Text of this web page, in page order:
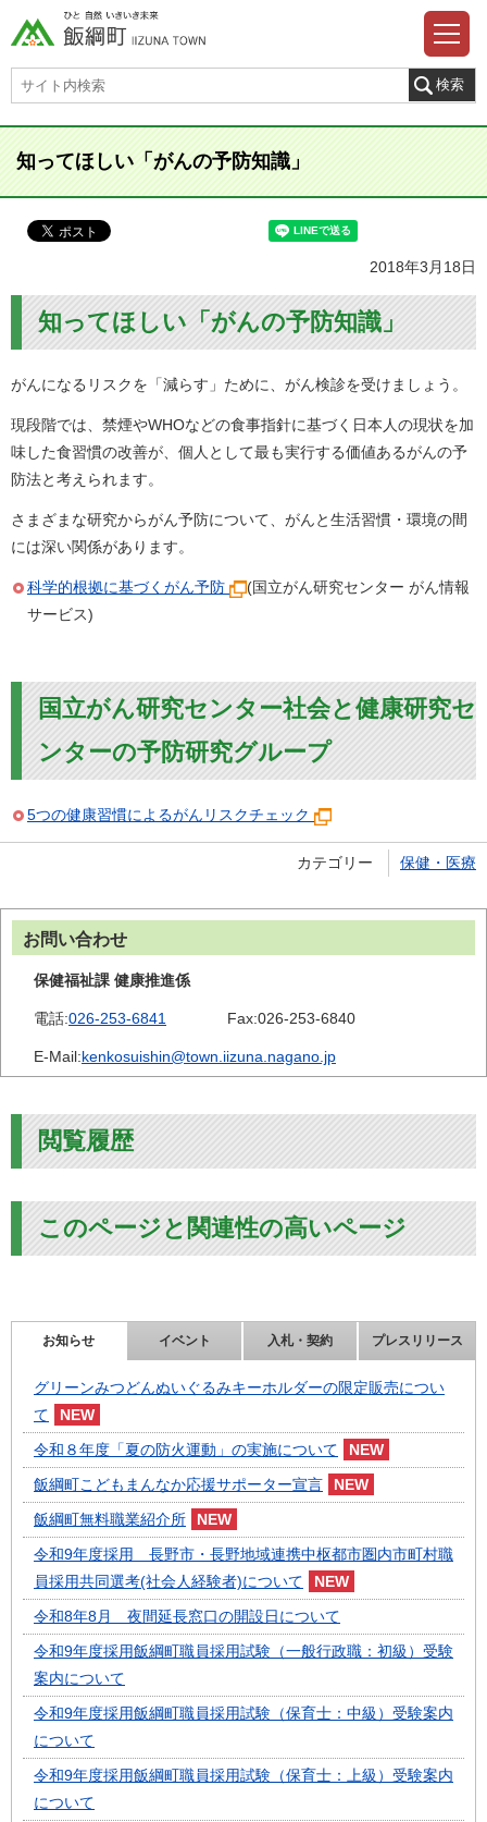
知ってほしい「がんの予防知識」
2018年3月18日
知ってほしい「がんの予防知識」
がんになるリスクを「減らす」ために、がん検診を受けましょう。
現段階では、禁煙やWHOなどの食事指針に基づく日本人の現状を加
味した食習慣の改善が、個人として最も実行する価値あるがんの予
防法と考えられます。
さまざまな研究からがん予防について、がんと生活習慣・環境の間
には深い関係があります。
科学的根拠に基づくがん予防
(国立がん研究センター がん情報
サービス)
国立がん研究センター社会と健康研究セ
ンターの予防研究グループ
5つの健康習慣によるがんリスクチェック
カテゴリー 保健・医療
お問い合わせ
保健福祉課 健康推進係
電話:026-253-6841 Fax:026-253-6840
E-Mail:kenkosuishin@town.iizuna.nagano.jp
閲覧履歴
このページと関連性の高いページ
お知らせ イベント 入札・契約 プレスリリース
グリーンみつどんぬいぐるみキーホルダーの限定販売につい
て
令和８年度「夏の防火運動」の実施について
飯綱町こどもまんなか応援サポーター宣言
飯綱町無料職業紹介所
令和9年度採用 長野市・長野地域連携中枢都市圏内市町村職
員採用共同選考(社会人経験者)について
令和8年8月 夜間延長窓口の開設日について
令和9年度採用飯綱町職員採用試験（一般行政職：初級）受験
案内について
令和9年度採用飯綱町職員採用試験（保育士：中級）受験案内
について
令和9年度採用飯綱町職員採用試験（保育士：上級）受験案内
について